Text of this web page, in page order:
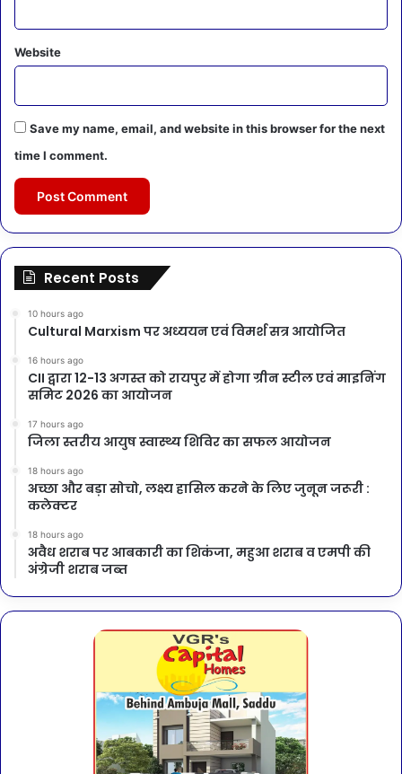
Website
Save my name, email, and website in this browser for the next
time I comment.
Recent Posts
10 hours ago
Cultural Marxism पर अध्ययन एवं विमर्श सत्र आयोजित
16 hours ago
CII द्वारा 12-13 अगस्त को रायपुर में होगा ग्रीन स्टील एवं माइनिंग
समिट 2026 का आयोजन
17 hours ago
जिला स्तरीय आयुष स्वास्थ्य शिविर का सफल आयोजन
18 hours ago
अच्छा और बड़ा सोचो, लक्ष्य हासिल करने के लिए जुनून जरूरी :
कलेक्टर
18 hours ago
अवैध शराब पर आबकारी का शिकंजा, महुआ शराब व एमपी की
अंग्रेजी शराब जब्त